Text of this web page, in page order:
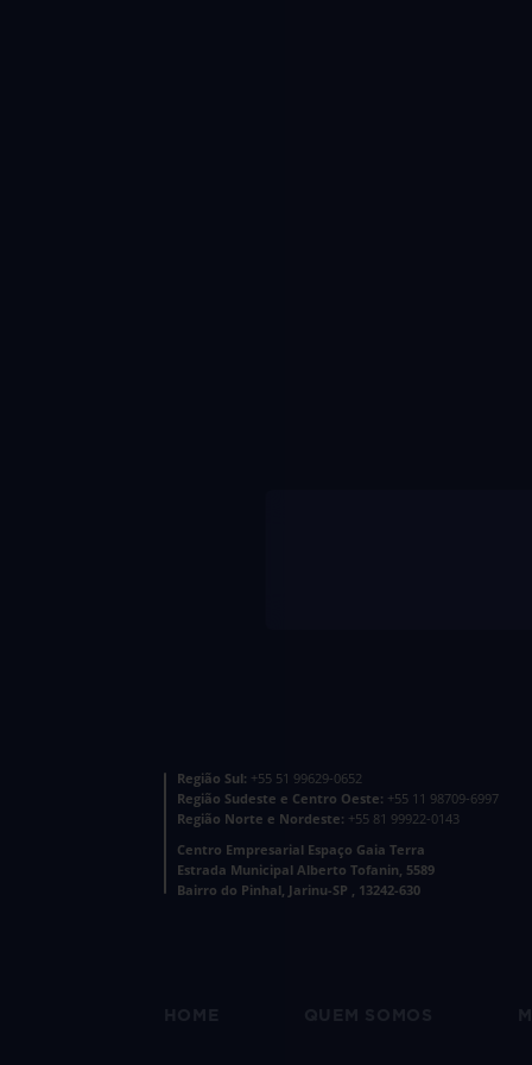
Região Sul: +55 51 99629-0652
Região Sudeste e Centro Oeste: +55 11 98709-6997
Região Norte e Nordeste: +55 81 99922-0143
Centro Empresarial Espaço Gaia Terra
Estrada Municipal Alberto Tofanin, 5589
Bairro do Pinhal, Jarinu-SP , 13242-630